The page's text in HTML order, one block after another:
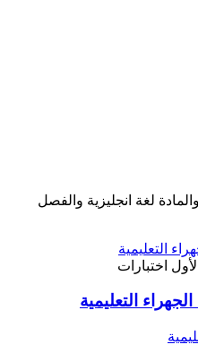
لغة انجليزية والفصل
اختبارات
التعليمية